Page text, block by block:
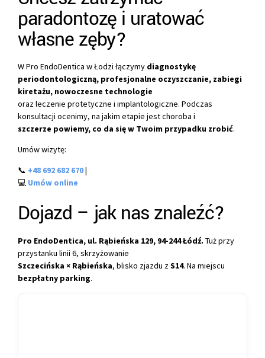
paradontozę i uratować
własne zęby?
W Pro EndoDentica w Łodzi łączymy diagnostykę
periodontologiczną, profesjonalne oczyszczanie, zabiegi
kiretażu, nowoczesne technologie
oraz leczenie protetyczne i implantologiczne. Podczas
konsultacji ocenimy, na jakim etapie jest choroba i
szczerze powiemy, co da się w Twoim przypadku zrobić.
Umów wizytę:
📞 +48 692 682 670|
💻 Umów online
Dojazd – jak nas znaleźć?
Pro EndoDentica, ul. Rąbieńska 129, 94-244 Łódź. Tuż przy
przystanku linii 6, skrzyżowanie
Szczecińska × Rąbieńska, blisko zjazdu zS14. Na miejscu
bezpłatny parking.